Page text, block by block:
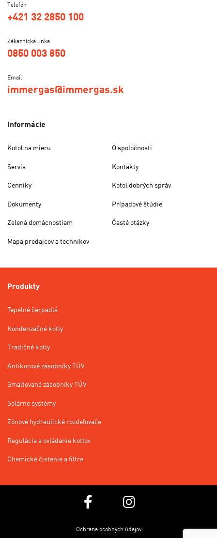
Telefón
+421 32 2850 100
Zákaznícka linka
0850 003 850
Email
immergas@immergas.sk
Informácie
Kotol na mieru
Servis
Cenníky
Dokumenty
Zelená domácnostiam
Mapa predajcov a technikov
O spoločnosti
Kontakty
Kotol dobrých správ
Prípadové štúdie
Časté otázky
Produkty
Tepelné čerpadlá
Kondenzačné kotly
Tradičné kotly
Antikorové zásobníky TÚV
Smaltované zásobníky TÚV
Solárne systémy
Zónové hydraulické rozdeľovače
Regulácia a ovládanie kotlov
Chemické čistenie a filtre
Ochrana osobných údajov